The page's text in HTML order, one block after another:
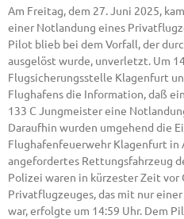
Am Freitag, dem 27. Juni 2025,
einer Notlandung eines
Pilot blieb bei dem Vorfall, der
ausgelöst wurde, unverletzt. Um
Flugsicherungsstelle Klagenfurt
Flughafens die Information, daß
133 C Jungmeister eine
Daraufhin wurden umgehend die
Flughafenfeuerwehr Klagenfurt
angefordertes Rettungsfahrzeug
Polizei waren in kürzester Zeit vor
Privatflugzeuges, das mit nur
war, erfolgte um 14:59 Uhr. Dem